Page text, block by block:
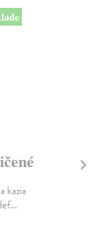
kazia